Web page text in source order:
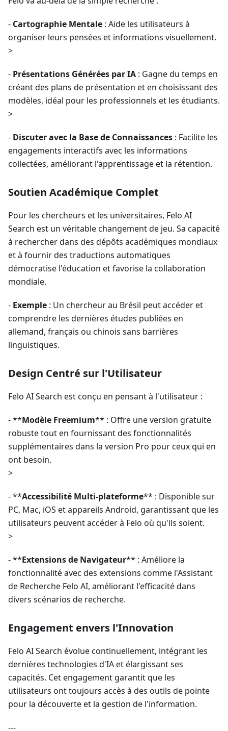
- Cartographie Mentale : Aide les utilisateurs à
organiser leurs pensées et informations visuellement.
>
- Présentations Générées par IA : Gagne du temps en
créant des plans de présentation et en choisissant des
modèles, idéal pour les professionnels et les étudiants.
>
- Discuter avec la Base de Connaissances : Facilite les
engagements interactifs avec les informations
collectées, améliorant l'apprentissage et la rétention.
Soutien Académique Complet
Pour les chercheurs et les universitaires, Felo AI
Search est un véritable changement de jeu. Sa capacité
à rechercher dans des dépôts académiques mondiaux
et à fournir des traductions automatiques
démocratise l'éducation et favorise la collaboration
mondiale.
- Exemple : Un chercheur au Brésil peut accéder et
comprendre les dernières études publiées en
allemand, français ou chinois sans barrières
linguistiques.
Design Centré sur l'Utilisateur
Felo AI Search est conçu en pensant à l'utilisateur :
- **Modèle Freemium** : Offre une version gratuite
robuste tout en fournissant des fonctionnalités
supplémentaires dans la version Pro pour ceux qui en
ont besoin.
>
- **Accessibilité Multi-plateforme** : Disponible sur
PC, Mac, iOS et appareils Android, garantissant que les
utilisateurs peuvent accéder à Felo où qu'ils soient.
>
- **Extensions de Navigateur** : Améliore la
fonctionnalité avec des extensions comme l'Assistant
de Recherche Felo AI, améliorant l'efficacité dans
divers scénarios de recherche.
Engagement envers l'Innovation
Felo AI Search évolue continuellement, intégrant les
dernières technologies d'IA et élargissant ses
capacités. Cet engagement garantit que les
utilisateurs ont toujours accès à des outils de pointe
pour la découverte et la gestion de l'information.
---